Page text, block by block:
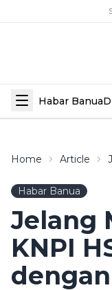
Habar Banua
Home Article
Habar Banua
Jelang
KNPI